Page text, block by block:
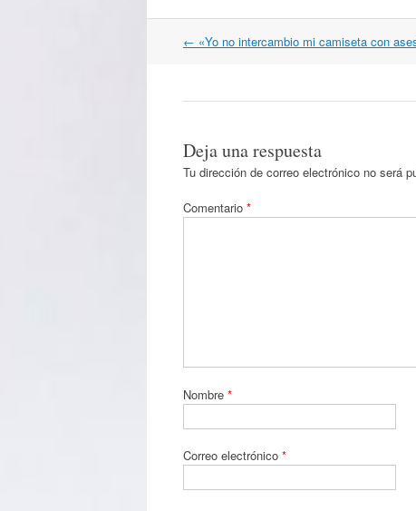
Navegación
← «Yo no intercambio mi camiseta con
Deja una respuesta
Tu dirección de correo electrónico no será
Comentario *
Nombre *
Correo electrónico *